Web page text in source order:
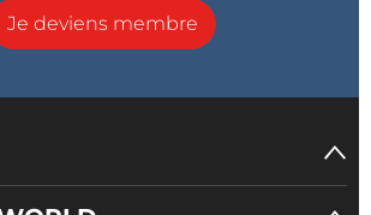
Je deviens membre